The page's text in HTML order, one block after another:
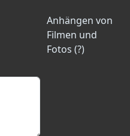
Anhängen von
Filmen und
Fotos (?)